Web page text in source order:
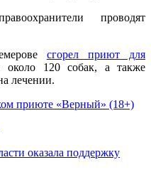
проводят
сгорел приют для
около 120 собак, а также
лечении.
приюте «Верный» (18+)
оказала поддержку